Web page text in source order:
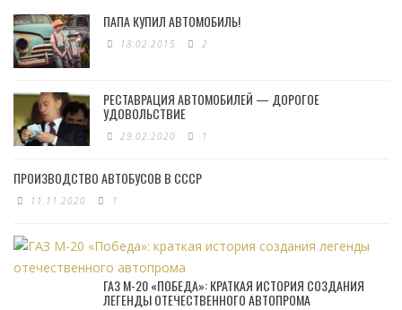
ПАПА КУПИЛ АВТОМОБИЛЬ!
18.02.2015 2
РЕСТАВРАЦИЯ АВТОМОБИЛЕЙ — ДОРОГОЕ
УДОВОЛЬСТВИЕ
29.02.2020 1
ПРОИЗВОДСТВО АВТОБУСОВ В СССР
11.11.2020 1
ГАЗ М-20 «ПОБЕДА»: КРАТКАЯ ИСТОРИЯ СОЗДАНИЯ
ЛЕГЕНДЫ ОТЕЧЕСТВЕННОГО АВТОПРОМА